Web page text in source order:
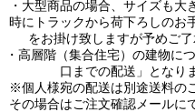
・大型商品の場合、サイズも
時にトラックから荷下ろしのお
をお掛け致しますが予めご
・高層階（集合住宅）の建物に
口までの配送」となり
※個人様宛の配送は別途送料の
その場合はご注文確認メールに